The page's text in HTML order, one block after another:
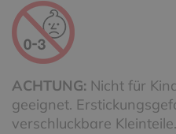
ACHTUNG: Nicht für
geeignet.
verschluckbare Kleinteile.